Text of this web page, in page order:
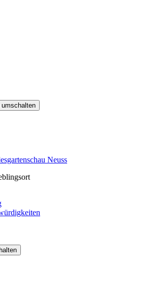
umschalten
Neuss